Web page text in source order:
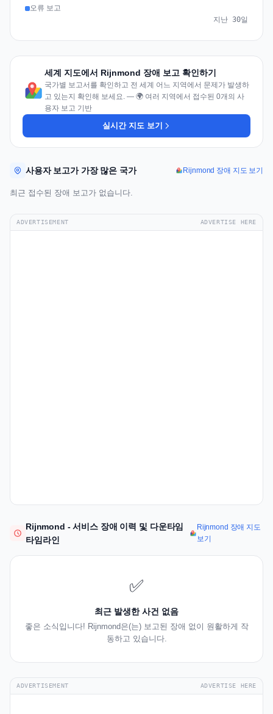
오류 보고
지난 30일
세계 지도에서 Rijnmond 장애 보고 확인하기
국가별 보고서를 확인하고 전 세계 어느 지역에서 문제가 발생하
고 있는지 확인해 보세요. — 🌍 여러 지역에서 접수된 0개의 사
용자 보고 기반
실시간 지도 보기
사용자 보고가 가장 많은 국가 Rijnmond 장애 지도 보기
최근 접수된 장애 보고가 없습니다.
ADVERTISEMENT ADVERTISE HERE
Rijnmond - 서비스 장애 이력 및 다운타임
타임라인
Rijnmond 장애 지도
보기
✅
최근 발생한 사건 없음
좋은 소식입니다! Rijnmond은(는) 보고된 장애 없이 원활하게 작
동하고 있습니다.
ADVERTISEMENT ADVERTISE HERE